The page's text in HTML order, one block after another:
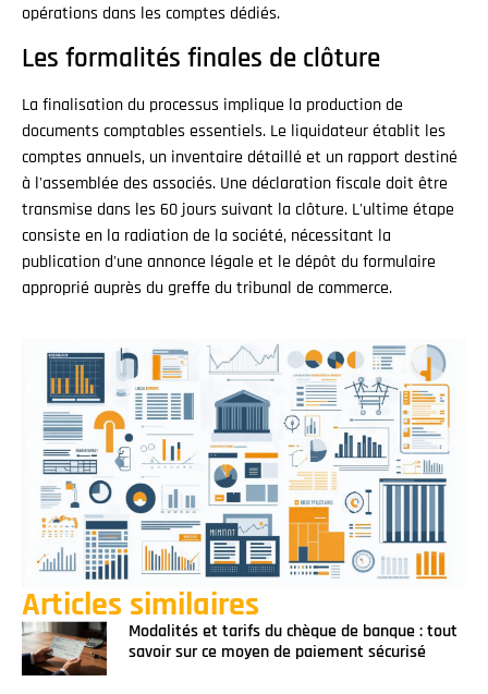
opérations dans les comptes dédiés.
Les formalités finales de clôture
La finalisation du processus implique la production de
documents comptables essentiels. Le liquidateur établit les
comptes annuels, un inventaire détaillé et un rapport destiné
à l'assemblée des associés. Une déclaration fiscale doit être
transmise dans les 60 jours suivant la clôture. L'ultime étape
consiste en la radiation de la société, nécessitant la
publication d'une annonce légale et le dépôt du formulaire
approprié auprès du greffe du tribunal de commerce.
Articles similaires
Modalités et tarifs du chèque de banque : tout
savoir sur ce moyen de paiement sécurisé